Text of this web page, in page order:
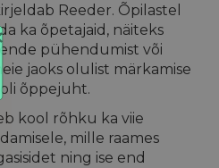
Reeder. Õpilastel
ka õpetajaid, näiteks
pühendumist või
jaoks olulist märkamise
õppejuht.
kool rõhku ka viie
mille raames
ning ise end